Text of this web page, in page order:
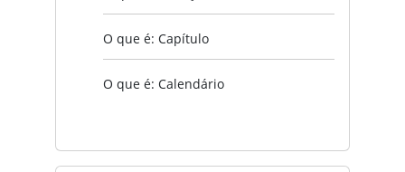
O que é: Capítulo
O que é: Calendário